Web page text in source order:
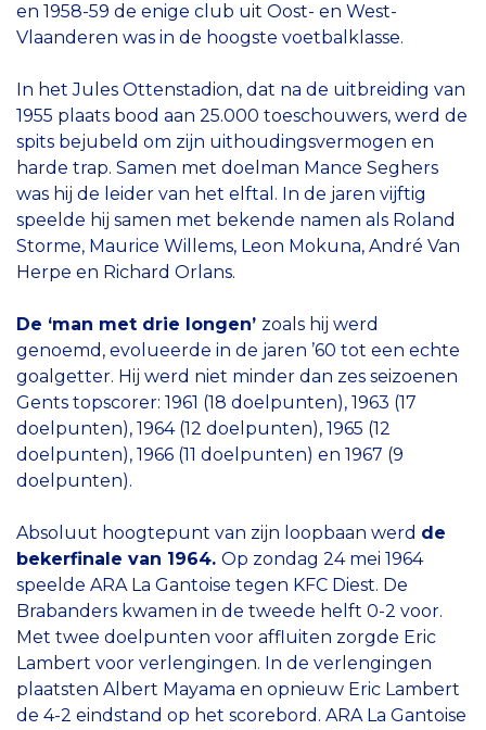
en 1958-59 de enige club uit Oost- en West-
Vlaanderen was in de hoogste voetbalklasse.
In het Jules Ottenstadion, dat na de uitbreiding van
1955 plaats bood aan 25.000 toeschouwers, werd de
spits bejubeld om zijn uithoudingsvermogen en
harde trap. Samen met doelman Mance Seghers
was hij de leider van het elftal. In de jaren vijftig
speelde hij samen met bekende namen als Roland
Storme, Maurice Willems, Leon Mokuna, André Van
Herpe en Richard Orlans.
De ‘man met drie longen’ zoals hij werd
genoemd, evolueerde in de jaren ’60 tot een echte
goalgetter. Hij werd niet minder dan zes seizoenen
Gents topscorer: 1961 (18 doelpunten), 1963 (17
doelpunten), 1964 (12 doelpunten), 1965 (12
doelpunten), 1966 (11 doelpunten) en 1967 (9
doelpunten).
Absoluut hoogtepunt van zijn loopbaan werd de
bekerfinale van 1964. Op zondag 24 mei 1964
speelde ARA La Gantoise tegen KFC Diest. De
Brabanders kwamen in de tweede helft 0-2 voor.
Met twee doelpunten voor affluiten zorgde Eric
Lambert voor verlengingen. In de verlengingen
plaatsten Albert Mayama en opnieuw Eric Lambert
de 4-2 eindstand op het scorebord. ARA La Gantoise